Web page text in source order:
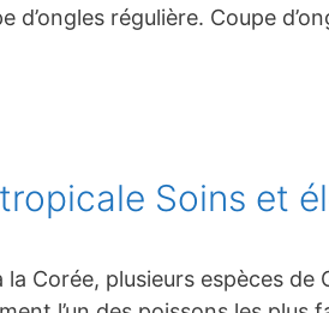
d’ongles régulière. Coupe
Soins et
la Corée, plusieurs espèces